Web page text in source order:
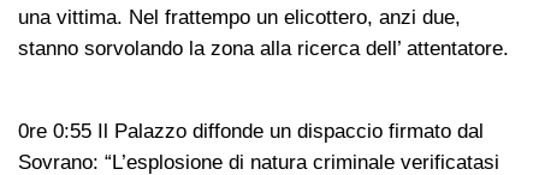
una vittima. Nel frattempo un elicottero, anzi due,
stanno sorvolando la zona alla ricerca dell’ attentatore.
0re 0:55 Il Palazzo diffonde un dispaccio firmato dal
Sovrano: “L’esplosione di natura criminale verificatasi